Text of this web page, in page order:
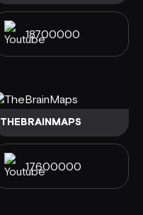
18700000
THEBRAINMAPS
17600000